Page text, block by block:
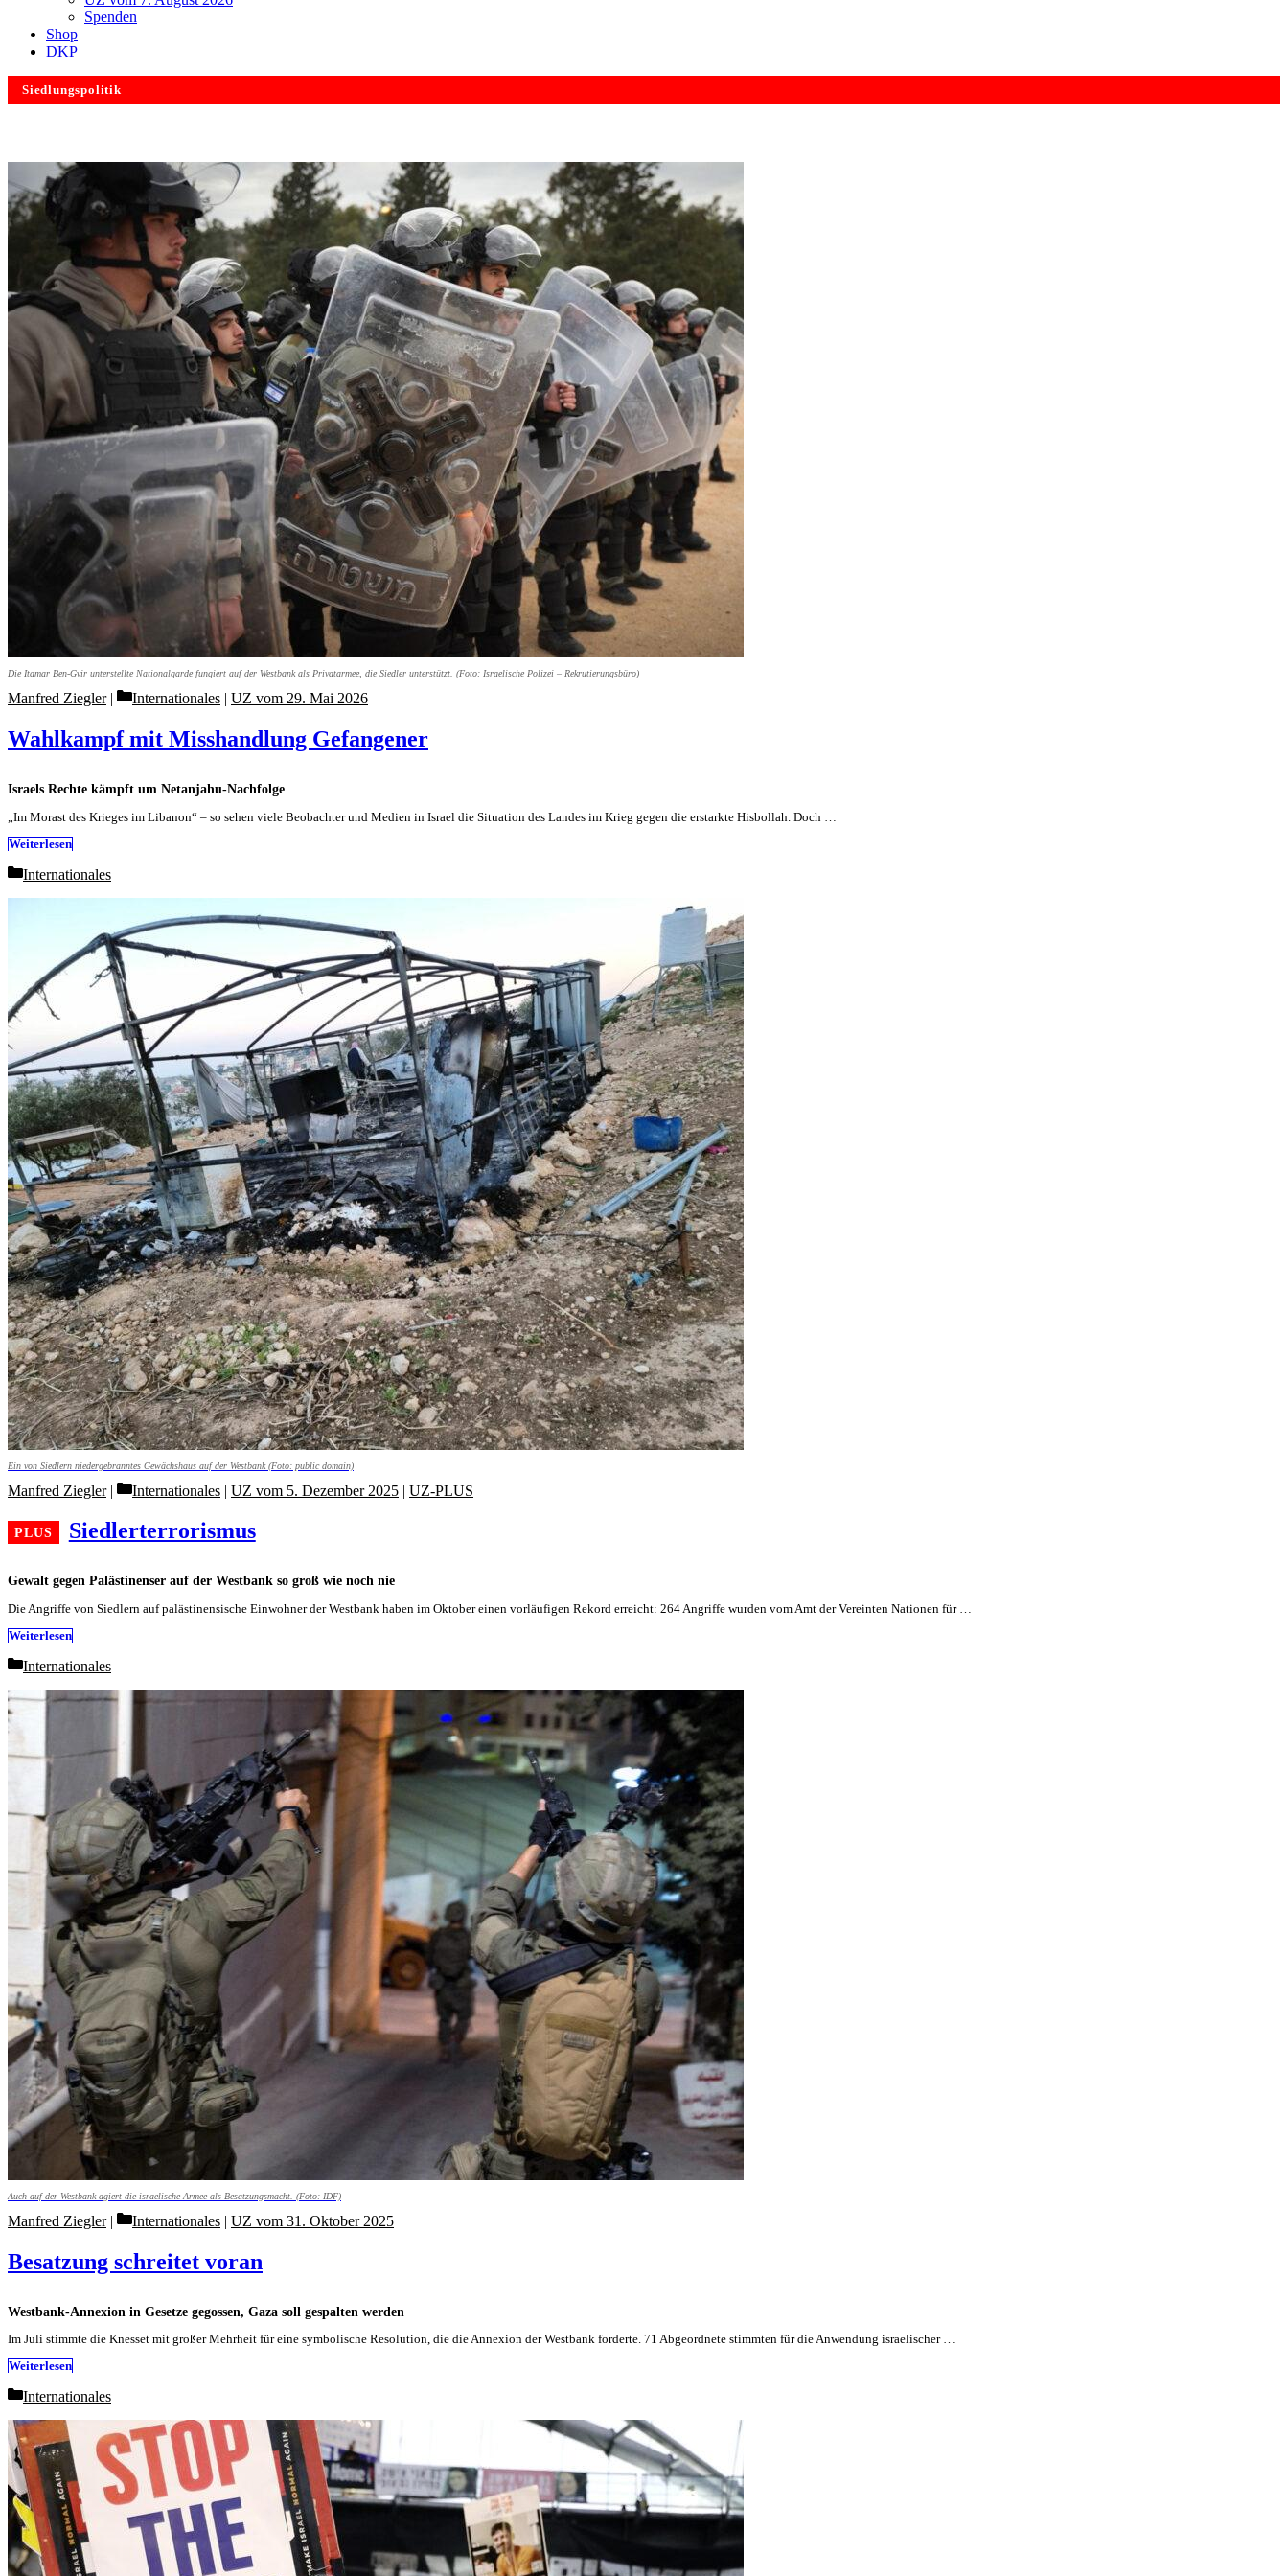
Spenden
Shop
DKP
Siedlungspolitik
Die Itamar Ben-Gvir unterstellte Nationalgarde fungiert auf der Westbank als Privatarmee, die Siedler ­unterstützt. (Foto: Israelische Polizei – Rekrutierungsbüro)
Israels Rechte kämpft um Netanjahu-Nachfolge
Wahlkampf mit Misshandlung Gefangener
Manfred Ziegler Categories
Internationales | UZ vom 29. Mai 2026
„Im Morast des Krieges im Libanon“ – so sehen viele Beobachter und Medien in Israel die Situation des Landes im Krieg gegen die erstarkte Hisbollah. Doch …
Weiterlesen
Categories
Internationales
Ein von Siedlern niedergebranntes Gewächshaus auf der Westbank (Foto: public domain)
Gewalt gegen Palästinenser auf der Westbank so groß wie noch nie
Siedlerterrorismus
Manfred Ziegler Categories
Internationales | UZ vom 5. Dezember 2025 | UZ-PLUS
Die Angriffe von Siedlern auf palästinensische Einwohner der Westbank haben im Oktober einen vorläufigen Rekord erreicht: 264 Angriffe wurden vom Amt der Vereinten Nationen für …
Weiterlesen
Categories
Internationales
Auch auf der Westbank agiert die israelische Armee als Besatzungsmacht. (Foto: IDF)
Westbank-Annexion in Gesetze gegossen, Gaza soll gespalten werden
Besatzung schreitet voran
Manfred Ziegler Categories
Internationales | UZ vom 31. Oktober 2025
Im Juli stimmte die Knesset mit großer Mehrheit für eine symbolische Resolution, die die Annexion der Westbank forderte. 71 Abgeordnete stimmten für die Anwendung israelischer …
Weiterlesen
Categories
Internationales